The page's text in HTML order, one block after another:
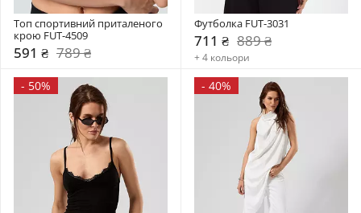
Топ спортивний приталеного
крою FUT-4509
591 ₴ 789 ₴
Футболка FUT-3031
711 ₴ 889 ₴
+ 4 кольори
- 50% - 40%